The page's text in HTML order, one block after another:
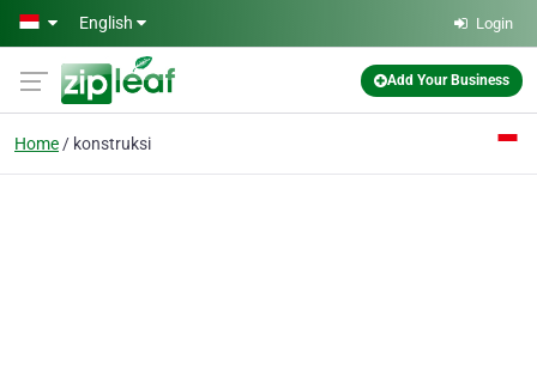
Skip to main content
English Login
Add Your Business
Home konstruksi